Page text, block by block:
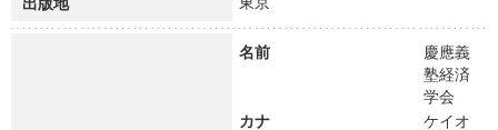
名前
慶應義
塾経済
学会
カナ
ケイオ